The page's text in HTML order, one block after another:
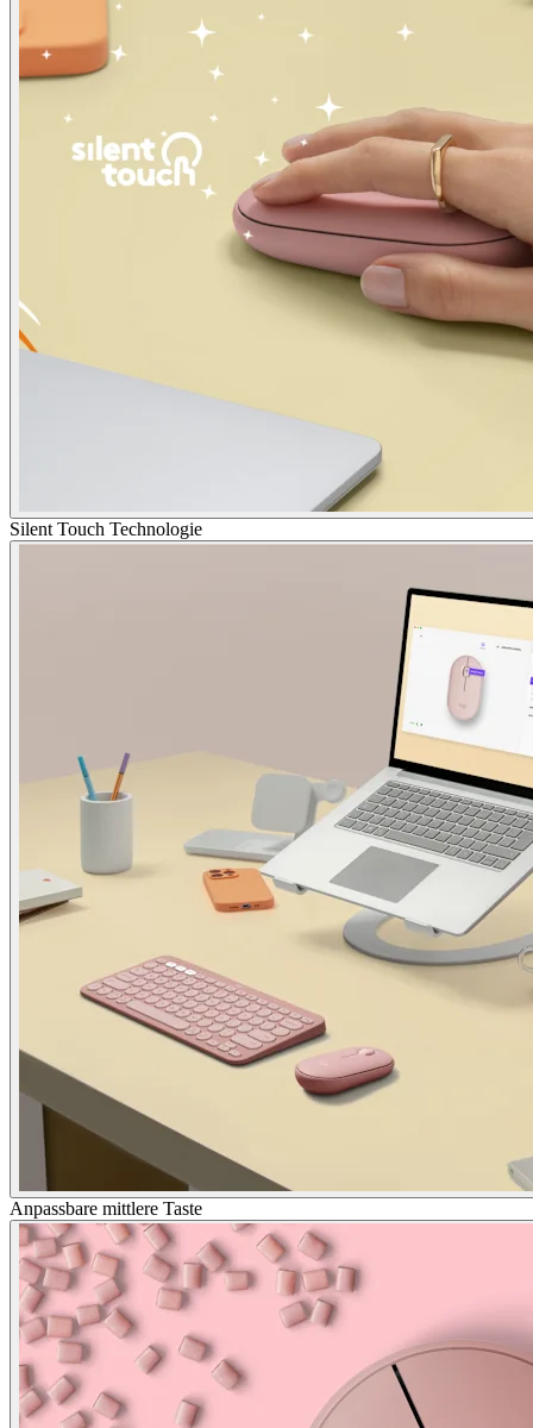
Silent Touch Technologie
Anpassbare mittlere Taste